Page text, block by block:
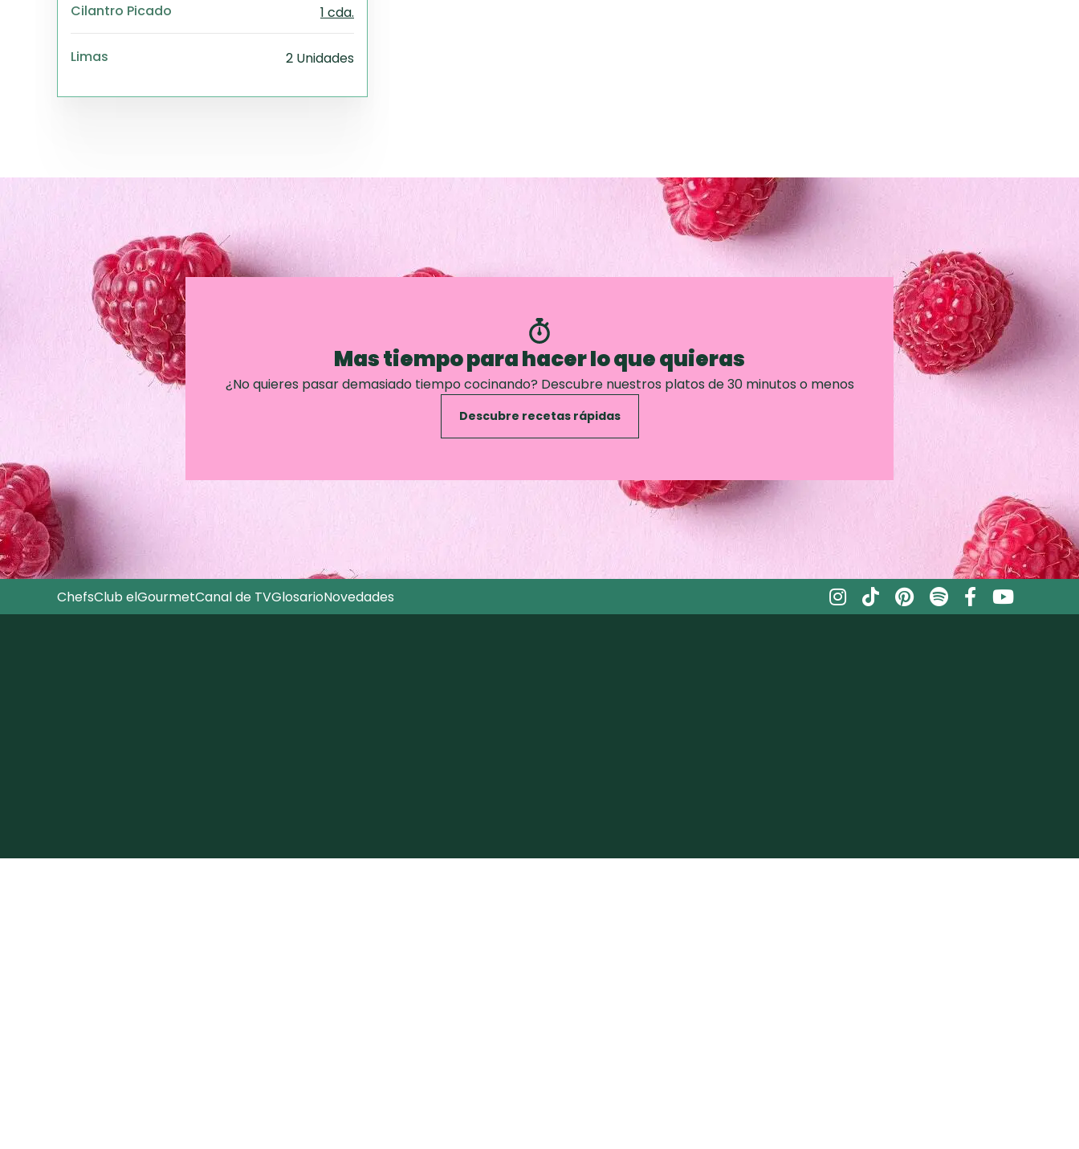
Cilantro Picado 1 cda.
Limas 2 Unidades
Mas tiempo para hacer lo que quieras
¿No quieres pasar demasiado tiempo cocinando? Descubre nuestros platos de 30 minutos o menos
Descubre recetas rápidas
ChefsClub elGourmetCanal de TVGlosarioNovedades